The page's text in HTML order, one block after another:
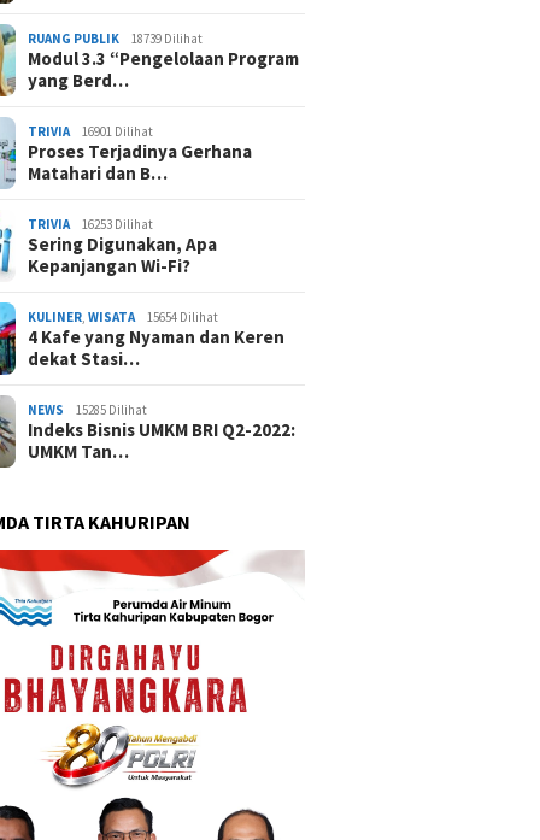
RUANG PUBLIK 18739 Dilihat
Modul 3.3 “Pengelolaan Program
yang Berd…
TRIVIA 16901 Dilihat
Proses Terjadinya Gerhana
Matahari dan B…
TRIVIA 16253 Dilihat
Sering Digunakan, Apa
Kepanjangan Wi-Fi?
KULINER ,WISATA 15654 Dilihat
4 Kafe yang Nyaman dan Keren
dekat Stasi…
NEWS 15285 Dilihat
Indeks Bisnis UMKM BRI Q2-2022:
UMKM Tan…
TIRTA KAHURIPAN